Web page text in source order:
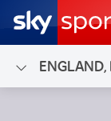
ENGLAND,